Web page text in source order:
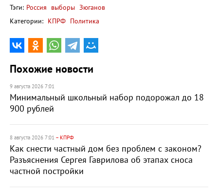
Тэги: Россия выборы Зюганов
Категории: КПРФ Политика
Похожие новости
9 августа 2026 7:01
Минимальный школьный набор подорожал до 18
900 рублей
8 августа 2026 7:01 – КПРФ
Как снести частный дом без проблем с законом?
Разъяснения Сергея Гаврилова об этапах сноса
частной постройки